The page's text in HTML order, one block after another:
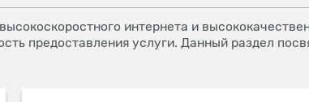
интернета и
предоставления услуги. Данный раздел